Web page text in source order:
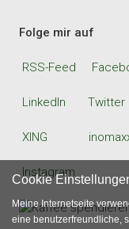
Folge mir auf
RSS-Feed
LinkedIn Twitter
XING
Instagram
Cookie
Meine Internetseite
eine benutzerfreundliche,